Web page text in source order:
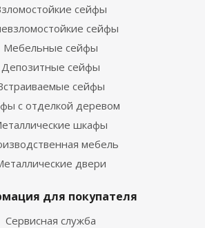
сейфы
сейфы
Мебельные сейфы
Депозитные сейфы
сейфы
с отделкой деревом
шкафы
мебель
двери
для покупателя
Сервисная служба